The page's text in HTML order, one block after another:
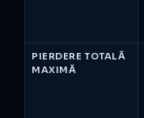
PIERDERE TOTALĂ
MAXIMĂ